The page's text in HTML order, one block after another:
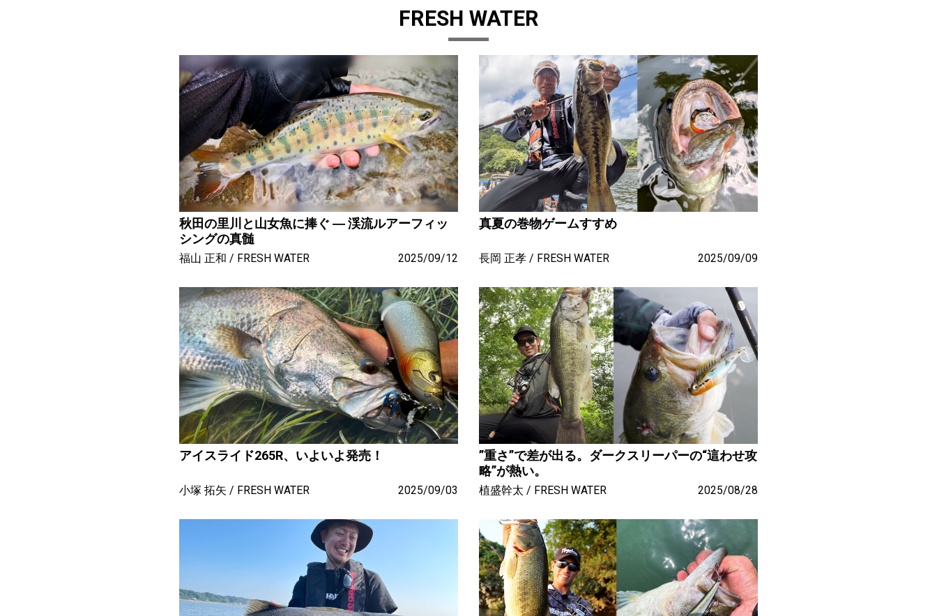
FRESH WATER
秋田の里川と山女魚に捧ぐ ― 渓流ルアーフィッ
シングの真髄
福山 正和 FRESH WATER 2025/09/12
真夏の巻物ゲームすすめ
長岡 正孝 FRESH WATER 2025/09/09
アイスライド265R、いよいよ発売！
小塚 拓矢 FRESH WATER 2025/09/03
”重さ”で差が出る。ダークスリーパーの“這わせ攻
略”が熱い。
植盛幹太 FRESH WATER 2025/08/28